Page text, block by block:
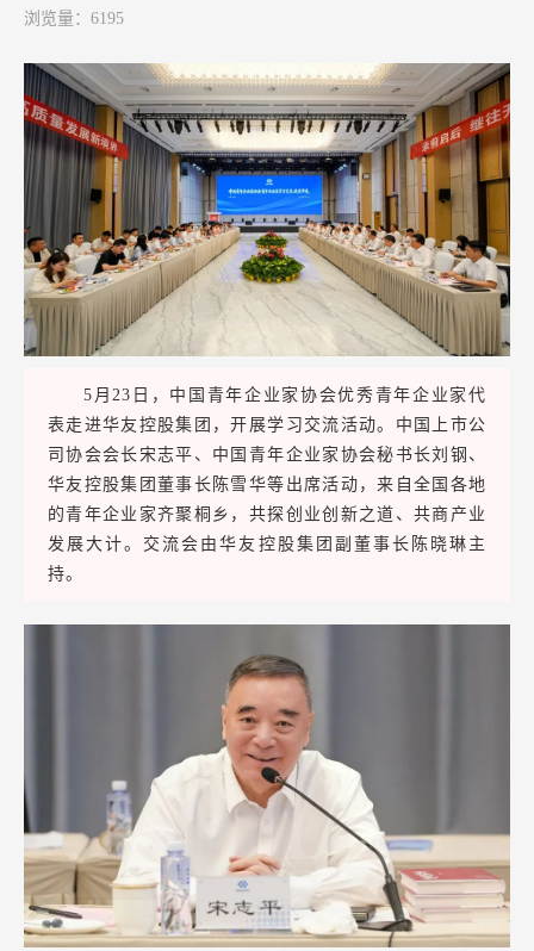
浏览量：6195
5月23日，中国青年企业家协会优秀青年企业家代
表走进华友控股集团，开展学习交流活动。中国上市公
司协会会长宋志平、中国青年企业家协会秘书长刘钢、
华友控股集团董事长陈雪华等出席活动，来自全国各地
的青年企业家齐聚桐乡，共探创业创新之道、共商产业
发展大计。交流会由华友控股集团副董事长陈晓琳主
持。